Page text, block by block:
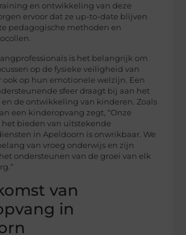
en ontwikkeling van deze
ervoor dat ze up-to-date blijven
pedagogische methoden en
is het belangrijk om
op de fysieke veiligheid van
ook op hun emotionele welzijn. Een
sfeer draagt bij aan het
de ontwikkeling van kinderen. Zoals
een kinderopvang zegt, “Onze
bieden van uitstekende
in Apeldoorn is onwrikbaar. We
van vroeg onderwijs en zijn
ondersteunen van de groei van elk
van
in